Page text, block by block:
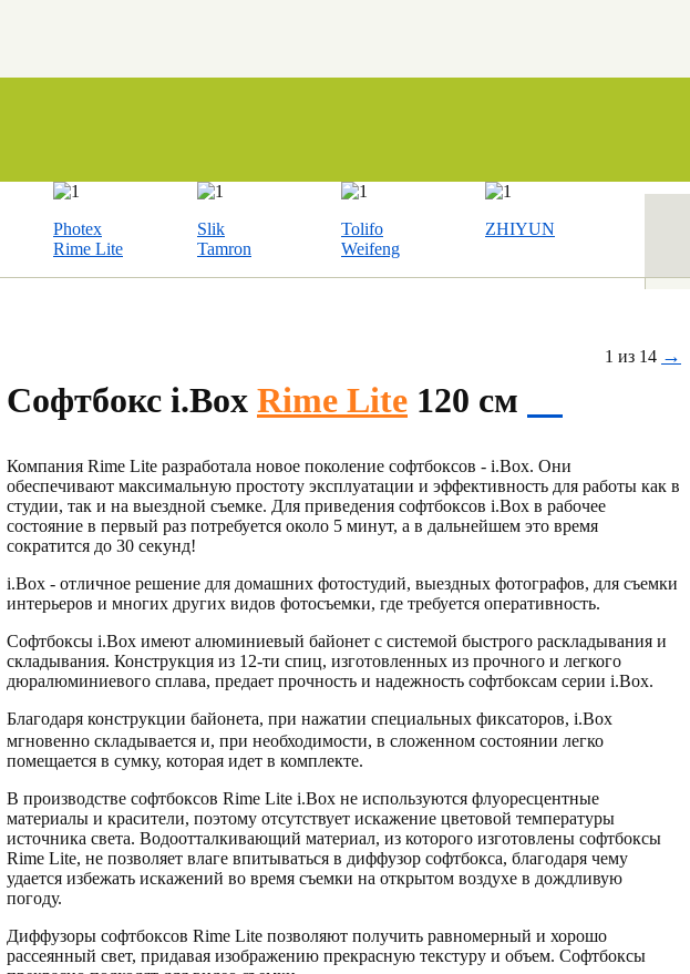
Photex
Rime Lite
Slik
Tamron
Tolifo
Weifeng
ZHIYUN
1 из 14 →
Софтбокс i.Box Rime Lite 120 см
Компания Rime Lite разработала новое поколение софтбоксов - i.Box. Они
обеспечивают максимальную простоту эксплуатации и эффективность для работы как в
студии, так и на выездной съемке. Для приведения софтбоксов i.Box в рабочее
состояние в первый раз потребуется около 5 минут, а в дальнейшем это время
сократится до 30 секунд!
i.Box - отличное решение для домашних фотостудий, выездных фотографов, для съемки
интерьеров и многих других видов фотосъемки, где требуется оперативность.
Софтбоксы i.Box имеют алюминиевый байонет с системой быстрого раскладывания и
складывания. Конструкция из 12-ти спиц, изготовленных из прочного и легкого
дюралюминиевого сплава, предает прочность и надежность софтбоксам серии i.Box.
Благодаря конструкции байонета, при нажатии специальных фиксаторов, i.Box
мгновенно складывается и, при необходимости, в сложенном состоянии легко
помещается в сумку, которая идет в комплекте.
В производстве софтбоксов Rime Lite i.Box не используются флуоресцентные
материалы и красители, поэтому отсутствует искажение цветовой температуры
источника света. Водоотталкивающий материал, из которого изготовлены софтбоксы
Rime Lite, не позволяет влаге впитываться в диффузор софтбокса, благодаря чему
удается избежать искажений во время съемки на открытом воздухе в дождливую
погоду.
Диффузоры софтбоксов Rime Lite позволяют получить равномерный и хорошо
рассеянный свет, придавая изображению прекрасную текстуру и объем. Софтбоксы